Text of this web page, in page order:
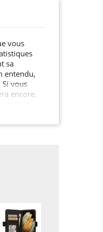
vous
sa
entendu,
vous
encore,
les